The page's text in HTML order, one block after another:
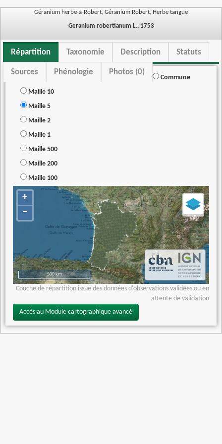
Géranium herbe-à-Robert, Géranium Robert, Herbe tangue
Geranium robertianum L., 1753
Répartition Taxonomie Description Statuts
Sources Phénologie Photos (0)
Commune
Maille 10
Maille 5
Maille 2
Maille 1
Maille 500
Maille 200
Maille 100
+
−
500 km
Couche de répartition issue des données d'observations validées ou en
attente de validation
Accès au Module cartographique avancé